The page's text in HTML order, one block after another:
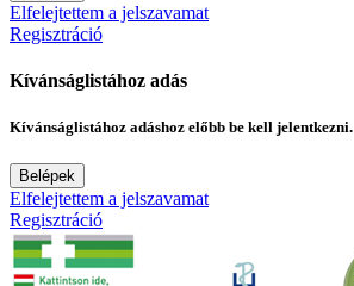
Elfelejtettem a jelszavamat
Regisztráció
Kívánságlistához adás
Kívánságlistához adáshoz előbb be kell jelentkezni.
Belépek
Elfelejtettem a jelszavamat
Regisztráció